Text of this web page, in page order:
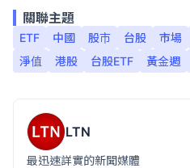
關聯主題
ETF 中國 股市 台股 市場
淨值
港股 台股ETF 黃金週
LTN
最迅速詳實的新聞媒體